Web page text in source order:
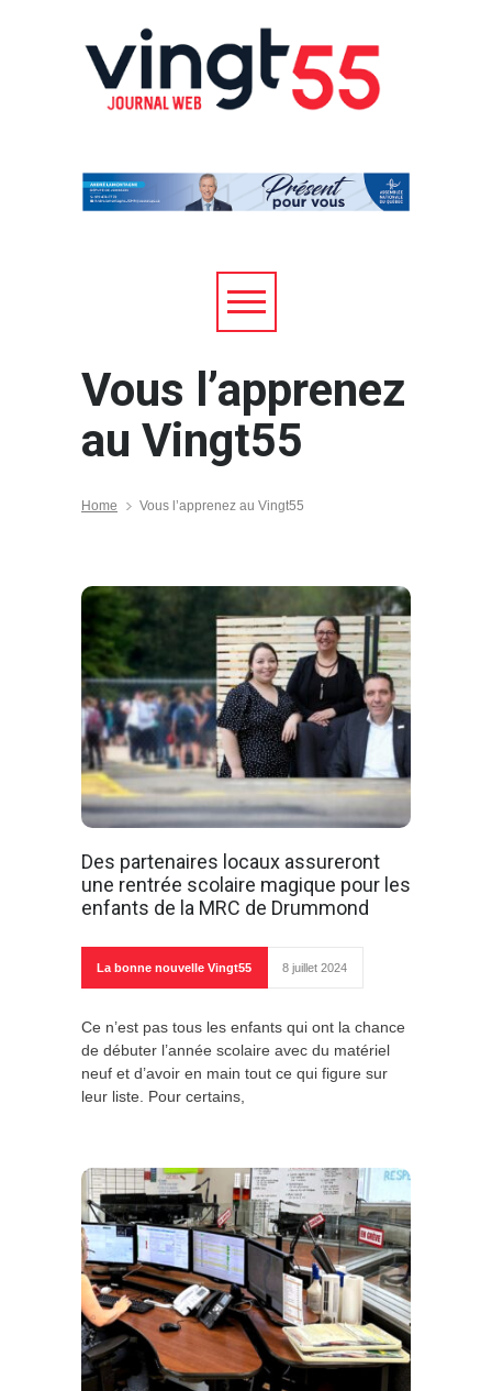
Vous l’apprenez
au Vingt55
Home Vous l’apprenez au Vingt55
Des partenaires locaux assureront
une rentrée scolaire magique pour les
enfants de la MRC de Drummond
La bonne nouvelle Vingt55 8 juillet 2024
Ce n’est pas tous les enfants qui ont la chance
de débuter l’année scolaire avec du matériel
neuf et d’avoir en main tout ce qui figure sur
leur liste. Pour certains,